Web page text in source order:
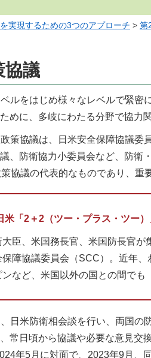
実現するための3つのアプローチ > 第
議
ルをはじめ様々なレベルで緊
めに、多岐にわたる分野で協力
策協議は、日米安全保障協議
、防衛協力小委員会など、防
協議の代表的なものであり、重
米「2＋2（ツー・プラス・ツー）
臣、米国務長官、米国防長官
障協議委員会（SCC）。近年
など、米国以外の国との間でも
日米防衛相会談を行い、両国
常日頃から協議や必要な意見
年5月に対面で、2023年9月、